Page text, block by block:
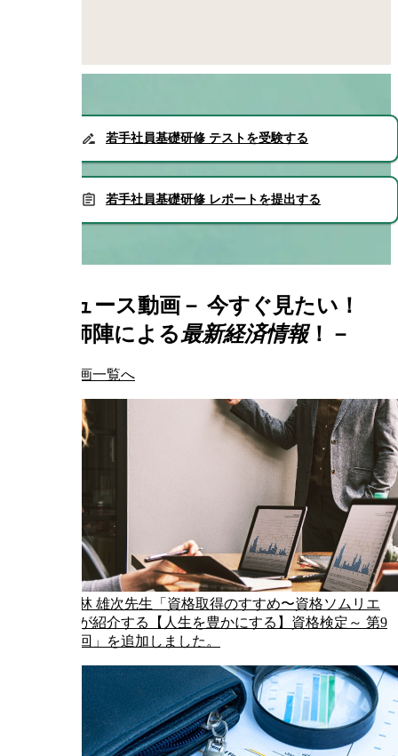
若手社員基礎研修 テストを受験する
若手社員基礎研修 レポートを提出する
新着ニュース動画 － 今すぐ見たい！
一流講師陣による最新経済情報！ －
ニュース動画一覧へ
林 雄次先生「資格取得のすすめ〜資格ソムリエ
が紹介する【人生を豊かにする】資格検定～ 第9
回」を追加しました。